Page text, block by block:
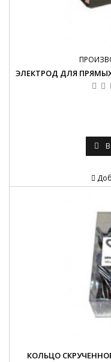
ЭЛЕКТРОД ДЛЯ ПРЯМЫХ
КОЛЬЦО